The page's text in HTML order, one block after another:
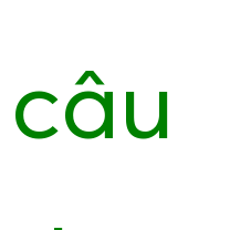
câu